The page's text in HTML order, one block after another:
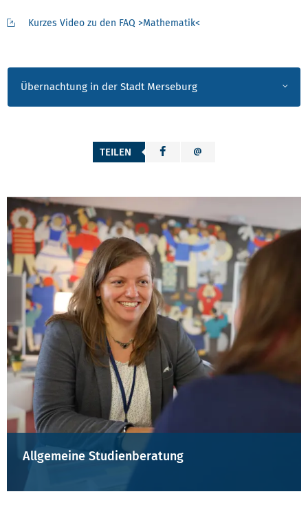
Kurzes Video zu den FAQ >Mathematik<
Übernachtung in der Stadt Merseburg
TEILEN
Allgemeine Studienberatung